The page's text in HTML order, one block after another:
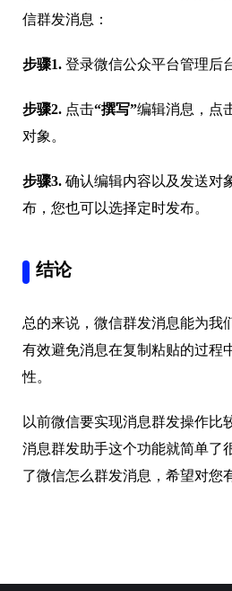
信群发消息：
步骤1. 登录微信公众平台管理后
步骤2. 点击“撰写”编辑消息，点
对象。
步骤3. 确认编辑内容以及发送对
布，您也可以选择定时发布。
结论
总的来说，微信群发消息能为我
有效避免消息在复制粘贴的过程
性。
以前微信要实现消息群发操作比
消息群发助手这个功能就简单了
了微信怎么群发消息，希望对您